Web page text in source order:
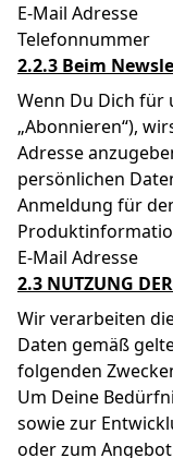
E-Mail Adresse
Telefonnummer
2.2.3 Beim
Wenn Du Dich für
„Abonnieren“),
Adresse
persönlichen
Anmeldung für
E-Mail Adresse
2.3 NUTZUNG
Wir verarbeiten
Daten gemäß
folgenden
Um Deine
sowie zur
oder zum